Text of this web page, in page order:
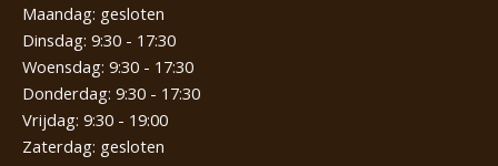
Maandag: gesloten
Dinsdag: 9:30 - 17:30
Woensdag: 9:30 - 17:30
Donderdag: 9:30 - 17:30
Vrijdag: 9:30 - 19:00
Zaterdag: gesloten